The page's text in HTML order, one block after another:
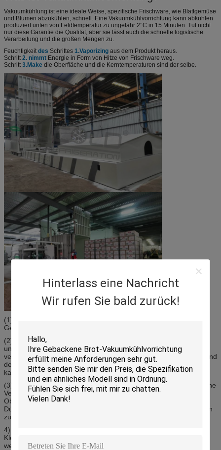
Hinterlass eine Nachricht
Wir rufen Sie bald zurück!
Vakuumkühlung ist eine ideale Weise, spezifische Frischware, wie Blattgemüse
und Blumen abzukühlen, schnell. Eine Vakuumkühlvorrichtung kann abkühlen
produziert unten von Feldtemperatur zu ungefähr 2°C in 15 Minuten. Tut nicht
nur diese Garantie die Qualität, aber sie lässt auch die schnelle logistische
Verarbeitung und die großen Mengen zu.
Feuchtigkeit des Schrittes 1.Vaporizing aus dem Produkt heraus.
Schritt 2. nimmt Energie in Form von Hitze von Frischware weg.
Schritt 3.Make die Oberfläche und die Kerntemperaturen sind der selbe.
(1) halten das beste sensorische und die Qualität (Farbe, Aroma,
Geschmack und Nährstoffe) von Obst und Gemüse von!
(2) ist die Kühlzeit, im Allgemeinen ungefähr 20 Minuten schnell,
und jedes mögliches Verpacken mit Entlüftungslöchern kann
verwendet werden, um die Feldhitze des Gemüses, der Früchte und
der Blumen zu entfernen, und die Temperatur der Agrarprodukte
kann das zentrale Teil erreichen!
(3) kann Bakterien und Mikroorganismen hemmen oder töten; keine
Verschmutzung zum Produkt; etwas kleiner Schaden auf der
Oberfläche von Obst und Gemüse von mit „trocknendem
Dünnschichteffekt“ kann „geheilt werden“ oder wird nicht fortfahren
zu erweitern; , schnell, sauber, keine Verschmutzung.
4) Kann Traubenschimmel und Insekten hemmen oder töten.
Kleiner Schaden auf der Oberfläche von Blumen kann ‚geheilt
werden‘ oder wird nicht fortfahren zu erweitern.